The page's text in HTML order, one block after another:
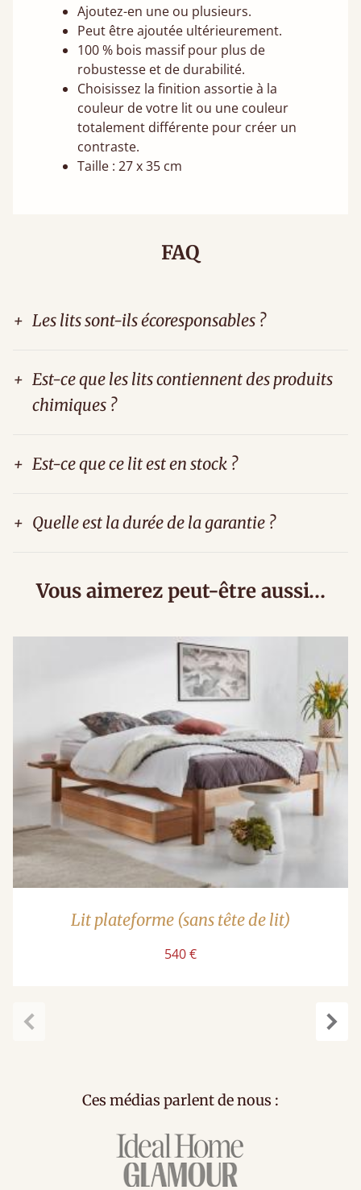
Ajoutez-en une ou plusieurs.
Peut être ajoutée ultérieurement.
100 % bois massif pour plus de
robustesse et de durabilité.
Choisissez la finition assortie à la
couleur de votre lit ou une couleur
totalement différente pour créer un
contraste.
Taille : 27 x 35 cm
FAQ
+ Les lits sont-ils écoresponsables ?
+ Est-ce que les lits contiennent des produits
chimiques ?
+ Est-ce que ce lit est en stock ?
+ Quelle est la durée de la garantie ?
Vous aimerez peut-être aussi…
Lit plateforme (sans tête de lit)
540 €
Ces médias parlent de nous :